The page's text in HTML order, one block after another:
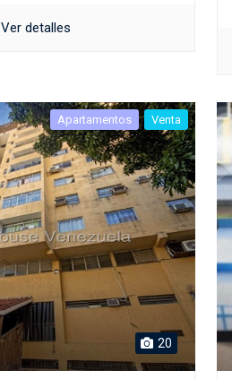
Ver detalles
Apartamentos Venta
20